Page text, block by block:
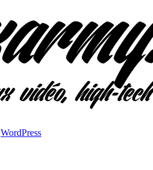
WordPress